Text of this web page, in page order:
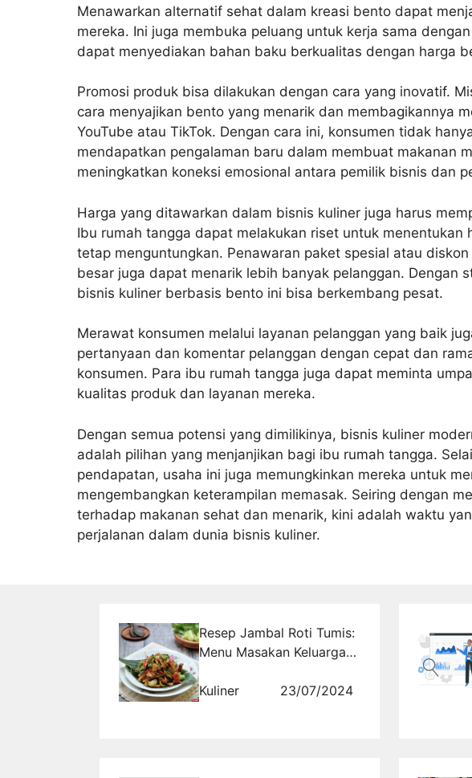
Menawarkan alternatif sehat dalam kreasi bento dapat
mereka. Ini juga membuka peluang untuk kerja sama
dapat menyediakan bahan baku berkualitas dengan harga
Promosi produk bisa dilakukan dengan cara yang inovatif.
cara menyajikan bento yang menarik dan membagikannya
YouTube atau TikTok. Dengan cara ini, konsumen tidak
mendapatkan pengalaman baru dalam membuat makanan
meningkatkan koneksi emosional antara pemilik bisnis dan
Harga yang ditawarkan dalam bisnis kuliner juga harus
Ibu rumah tangga dapat melakukan riset untuk menentukan
tetap menguntungkan. Penawaran paket spesial atau
besar juga dapat menarik lebih banyak pelanggan. Dengan
bisnis kuliner berbasis bento ini bisa berkembang pesat.
Merawat konsumen melalui layanan pelanggan yang baik
pertanyaan dan komentar pelanggan dengan cepat dan
konsumen. Para ibu rumah tangga juga dapat meminta
kualitas produk dan layanan mereka.
Dengan semua potensi yang dimilikinya, bisnis kuliner
adalah pilihan yang menjanjikan bagi ibu rumah tangga.
pendapatan, usaha ini juga memungkinkan mereka untuk
mengembangkan keterampilan memasak. Seiring dengan
terhadap makanan sehat dan menarik, kini adalah waktu
perjalanan dalam dunia bisnis kuliner.
Resep Jambal Roti Tumis:
Menu Masakan Keluarga
Rasa Istimewa Enak
Kuliner 23/07/2024